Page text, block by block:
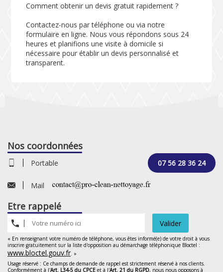
Comment obtenir un devis gratuit rapidement ?
Contactez-nous par téléphone ou via notre
formulaire en ligne. Nous vous répondons sous 24
heures et planifions une visite à domicile si
nécessaire pour établir un devis personnalisé et
transparent.
Nos coordonnées
Portable 07 56 28 36 24
Mail
Etre rappelé
Valider
« En renseignant votre numéro de téléphone, vous êtes informé(e) de votre droit à vous
inscrire gratuitement sur la liste d'opposition au démarchage téléphonique Bloctel :
www.bloctel.gouv.fr . »
Usage réservé : Ce champs de demande de rappel est strictement réservé à nos clients.
Conformément à l'Art. L34-5 du CPCE et à l'Art. 21 du RGPD, nous nous opposons à